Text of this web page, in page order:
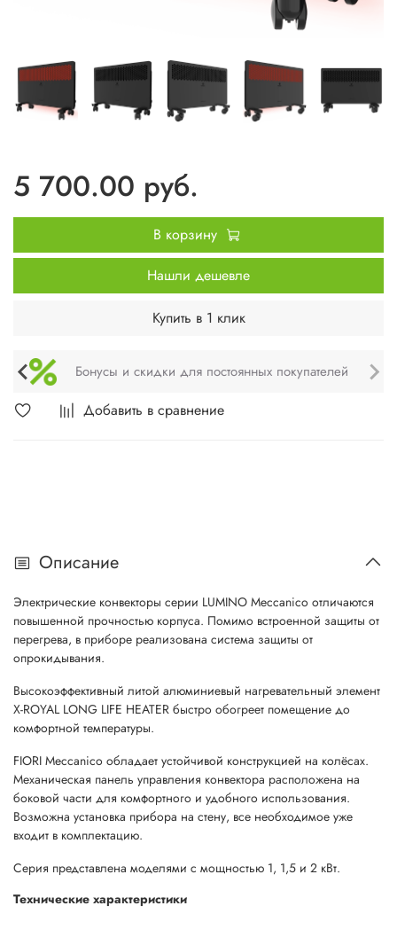
Добавить в сравнение
5 700.00 руб.
В корзину
Нашли дешевле
Купить в 1 клик
Техническое обслуживание и монтаж
Описание
Электрические конвекторы серии LUMINO Meccanico отличаются
повышенной прочностью корпуса. Помимо встроенной защиты от
перегрева, в приборе реализована система защиты от
опрокидывания.
Высокоэффективный литой алюминиевый нагревательный элемент
X-ROYAL LONG LIFE HEATER быстро обогреет помещение до
комфортной температуры.
FIORI Meccanico обладает устойчивой конструкцией на колёсах.
Механическая панель управления конвектора расположена на
боковой части для комфортного и удобного использования.
Возможна установка прибора на стену, все необходимое уже
входит в комплектацию.
Серия представлена моделями с мощностью 1, 1,5 и 2 кВт.
Технические характеристики